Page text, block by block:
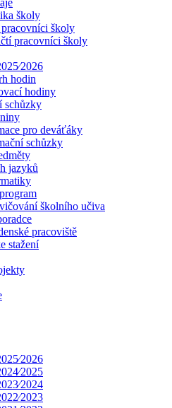
školy
školy
pracovníci školy
hodin
hodiny
schůzky
pro deváťáky
schůzky
jazyků
školního učiva
pracoviště
stažení